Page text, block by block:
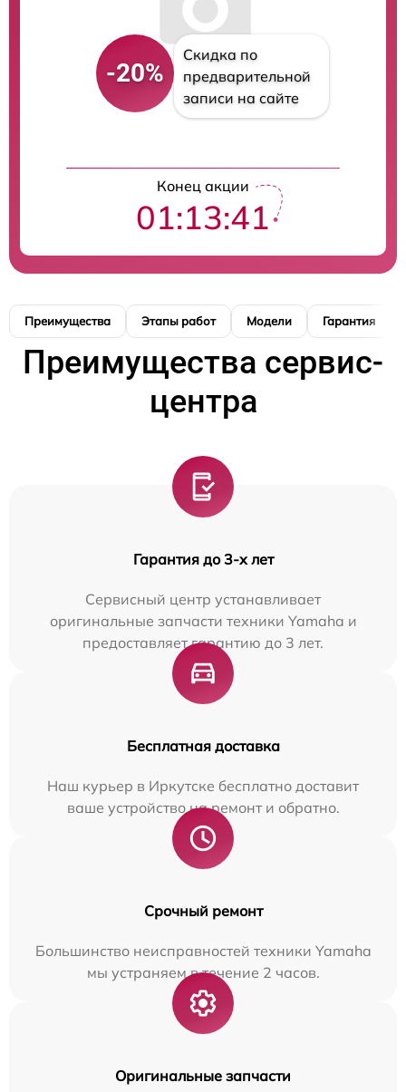
-20%
Скидка по
предварительной
записи на сайте
Конец акции
01:13:40
Преимущества Этапы работ Модели Гарантия
Преимущества сервис-
центра
Гарантия до 3-х лет
Сервисный центр устанавливает
оригинальные запчасти техники Yamaha и
предоставляет гарантию до 3 лет.
Бесплатная доставка
Наш курьер в Иркутске бесплатно доставит
ваше устройство на ремонт и обратно.
Срочный ремонт
Большинство неисправностей техники Yamaha
мы устраняем в течение 2 часов.
Оригинальные запчасти